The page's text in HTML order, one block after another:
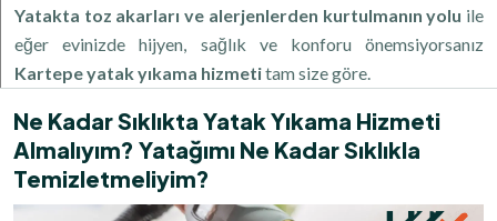
Yatakta toz akarları ve alerjenlerden kurtulmanın yolu ile
eğer evinizde hijyen, sağlık ve konforu önemsiyorsanız
Kartepe yatak yıkama hizmetitam size göre.
Ne Kadar Sıklıkta Yatak Yıkama Hizmeti
Almalıyım? Yatağımı Ne Kadar Sıklıkla
Temizletmeliyim?